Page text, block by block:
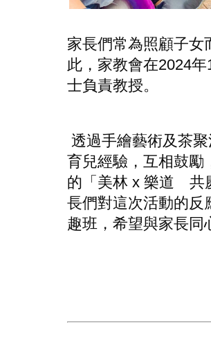
家長們常為照顧子女
此，家教會在2024年
士負責教授。
透過手繪藝術及茶聚
育兒經驗，互相鼓勵
的 「美林 x 樂道
共
長們對這次活動的反
趣班，希望與家長同